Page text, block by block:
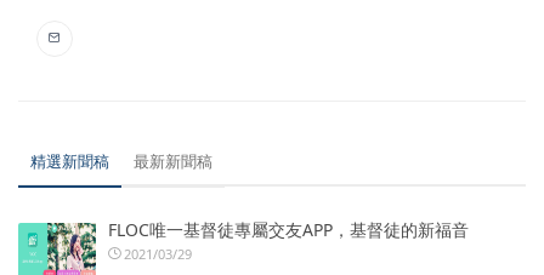
精選新聞稿 最新新聞稿
FLOC唯一基督徒專屬交友APP，基督徒的新福音
2021/03/29